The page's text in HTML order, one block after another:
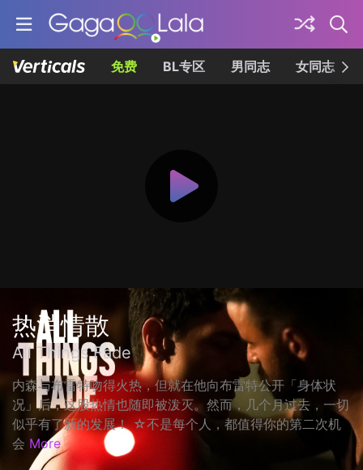
免费 BL专区 男同志 女同志
热消情散
All Things Fade
内森与布雷特吻得火热，但就在他向布雷特公开「身体状
况」后，这股热情也随即被泼灭。然而，几个月过去，一切
似乎有了新的发展！ ☆不是每个人，都值得你的第二次机
会 More